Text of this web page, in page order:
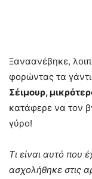
Ξαναανέβηκε,
φορώντας τα
Σέιμουρ,
κατάφερε να τον
γύρο!
Τι είναι αυτό που
ασχολήθηκε στις